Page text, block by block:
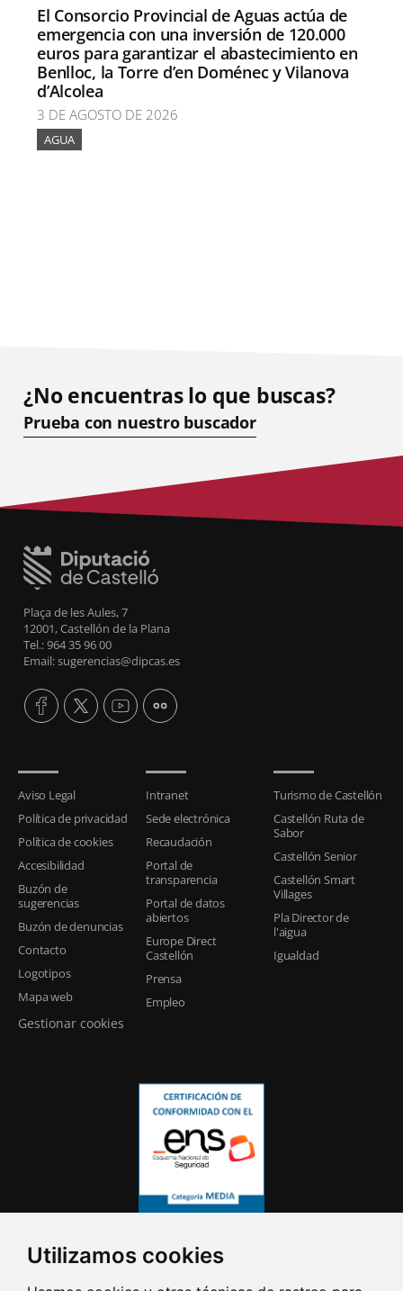
Utilizamos cookies
El Consorcio Provincial de Aguas actúa de
emergencia con una inversión de 120.000
euros para garantizar el abastecimiento en
Benlloc, la Torre d’en Doménec y Vilanova
d’Alcolea
3 DE AGOSTO DE 2026
AGUA
¿No encuentras lo que buscas?
Prueba con nuestro buscador
Plaça de les Aules, 7
12001, Castellón de la Plana
Tel.: 964 35 96 00
Email: sugerencias@dipcas.es
Aviso Legal
Política de privacidad
Política de cookies
Accesibilidad
Buzón de
sugerencias
Buzón de denuncias
Contacto
Logotipos
Mapa web
Gestionar cookies
Intranet
Sede electrónica
Recaudación
Portal de
transparencia
Portal de datos
abiertos
Europe Direct
Castellón
Prensa
Empleo
Turismo de Castellón
Castellón Ruta de
Sabor
Castellón Senior
Castellón Smart
Villages
Pla Director de
l'aigua
Igualdad